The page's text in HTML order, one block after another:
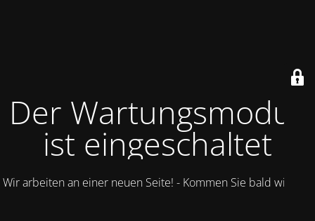
Der Wartungsmodus
ist eingeschaltet
Wir arbeiten an einer neuen Seite! - Kommen Sie bald wieder.